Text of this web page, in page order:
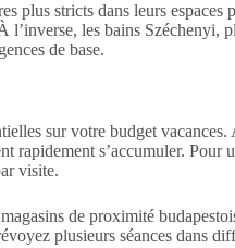
plus stricts dans leurs espaces
l’inverse, les bains Széchenyi,
de base.
sur votre budget
rapidement s’accumuler. Pour
visite.
de proximité
plusieurs séances dans